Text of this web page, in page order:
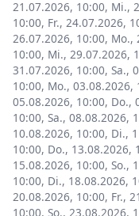
21.07.2026, 10:00, Mi.,
10:00, Fr., 24.07.2026,
26.07.2026, 10:00, Mo.,
10:00, Mi., 29.07.2026,
31.07.2026, 10:00, Sa.,
10:00, Mo., 03.08.2026,
05.08.2026, 10:00, Do.,
10:00, Sa., 08.08.2026,
10.08.2026, 10:00, Di.,
10:00, Do., 13.08.2026,
15.08.2026, 10:00, So.,
10:00, Di., 18.08.2026,
20.08.2026, 10:00, Fr.,
10:00, So., 23.08.2026,